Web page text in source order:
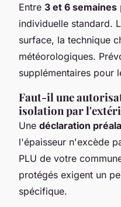
Entre 3 et 6 semaines
individuelle standard.
surface, la technique
météorologiques.
supplémentaires pour
Faut-il une
isolation par
Une déclaration
l'épaisseur n'excède
PLU de votre
protégés exigent un
spécifique.